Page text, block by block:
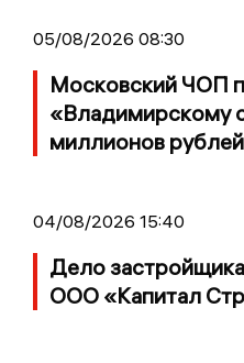
05/08/2026 08:30
Московский ЧОП
«Владимирскому
миллионов рублей
04/08/2026 15:40
Дело
ООО «Капитал